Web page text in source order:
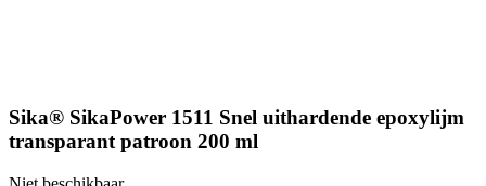
Sika® SikaPower 1511 Snel uithardende epoxylijm
transparant patroon 200 ml